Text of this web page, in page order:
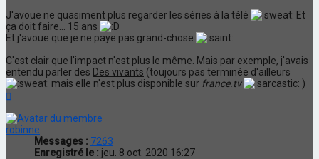
J'avoue ne quasiment plus regarder les séries à la télé
Et
ça doit faire... 15 ans
Et j'avoue que je ne paye pas grand-chose
C'est clair que l'impact n'est plus le même. Mais par exemple, j'avais
entendu parler des Des vivants (toujours pas terminée d'ailleurs
mais elle n'est plus disponible sur france.tv
)
robinne
Messages : 7263
Enregistré le : jeu. 8 oct. 2020 16:27